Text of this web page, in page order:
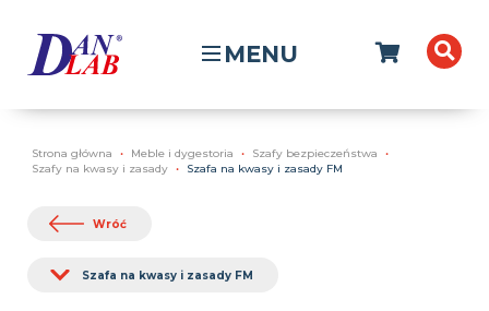
MENU
Strona główna Meble i dygestoria
Szafy bezpieczeństwa
Szafy na kwasy i zasady
Szafa na kwasy i zasady FM
Wróć
Szafa na kwasy i zasady FM